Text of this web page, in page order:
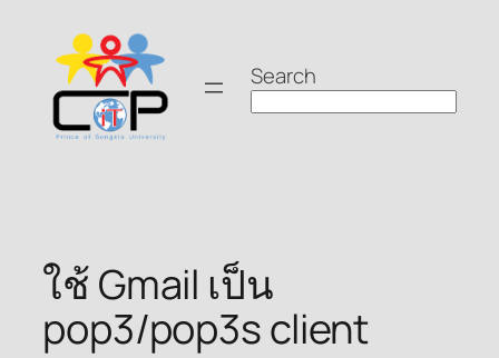
content
Search
ใช้ Gmail เป็น
pop3/pop3s client